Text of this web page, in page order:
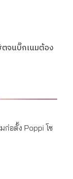
จนบิ๊กเนมต้อง